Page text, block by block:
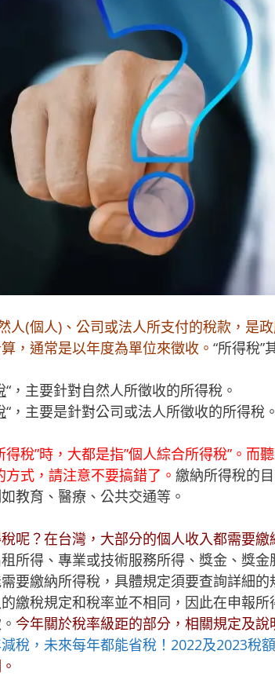
人(個人)、公司或法人所支付的稅款，是
，通常是以年度為單位來徵收。 “所得稅”
“，主要針對自然人所徵收的所得稅。
“，主要是針對公司或法人所徵收的所得稅。
得稅”時，大都是指”個人綜合所得稅”。而
式，請注意不要搞錯了。 繳納所得稅的
教育、醫療、公共交通等。
呢？在台灣，大部分的個人收入都需要繳
所得、專業或技術服務所得、獎金、獎
要繳納所得稅，具體規定須要查詢詳細
繳稅規定和稅率並不相同，因此在申報
今年關於稅率級距的部分，相關規定及
稅，未來每年都能省稅！2022及2023稅